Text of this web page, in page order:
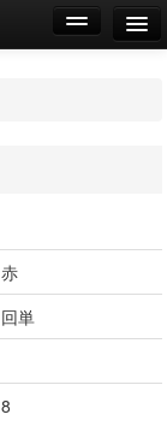
赤
回単
8